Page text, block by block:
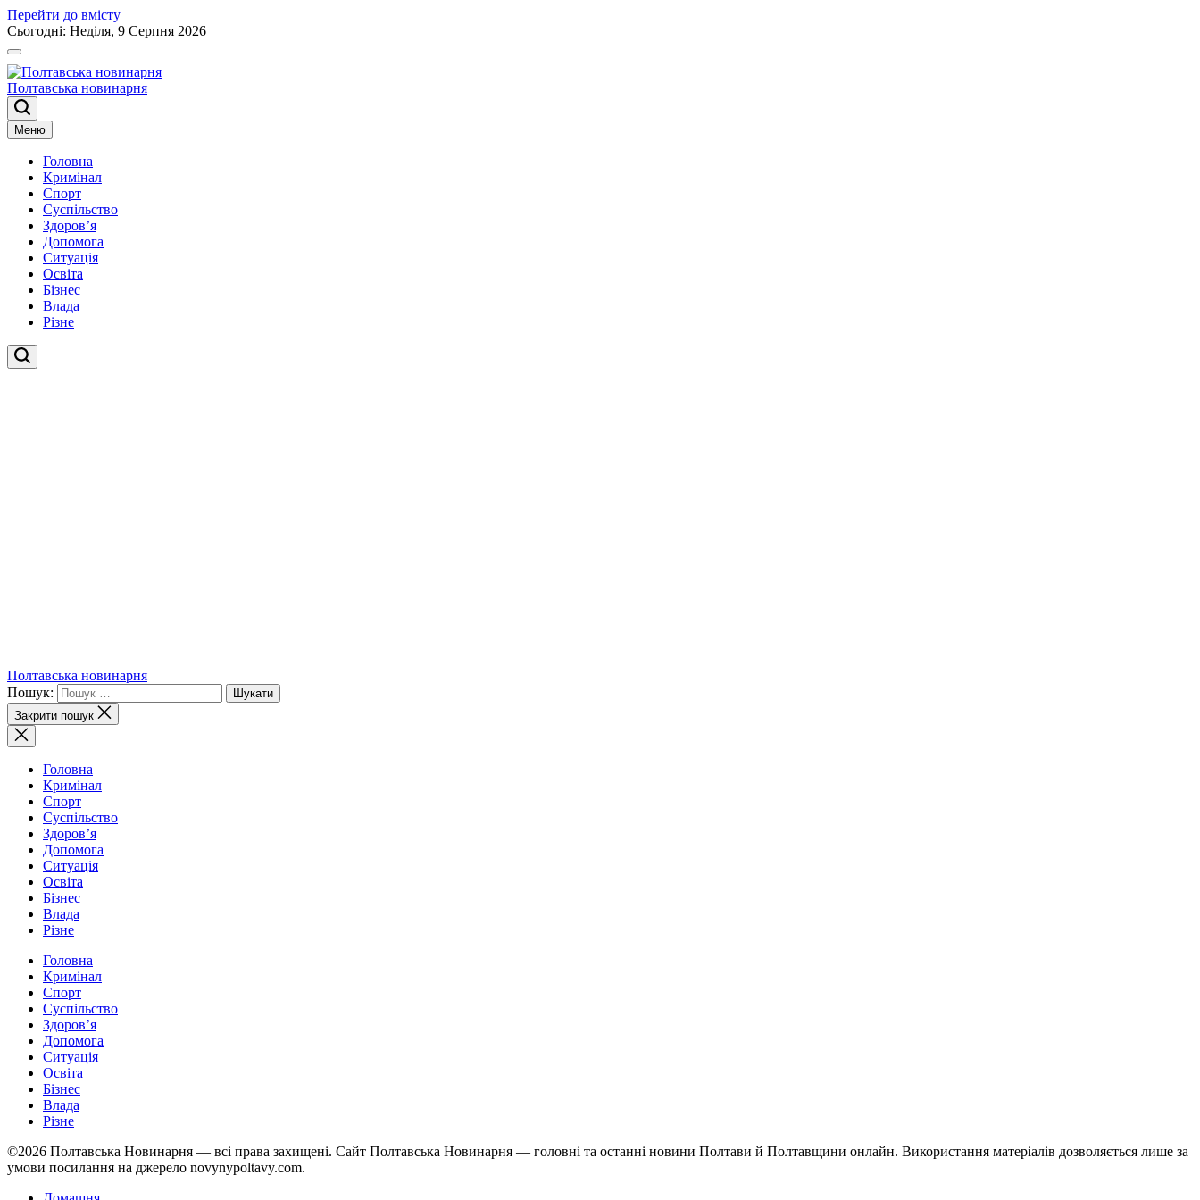
Перейти до вмісту
Сьогодні: Неділя, 9 Серпня 2026
Полтавська новинарня
Меню
Головна
Кримінал
Спорт
Суспільство
Здоров’я
Допомога
Ситуація
Освіта
Бізнес
Влада
Різне
Полтавська новинарня
Пошук:
Закрити пошук
Головна
Кримінал
Спорт
Суспільство
Здоров’я
Допомога
Ситуація
Освіта
Бізнес
Влада
Різне
Головна
Кримінал
Спорт
Суспільство
Здоров’я
Допомога
Ситуація
Освіта
Бізнес
Влада
Різне
©2026 Полтавська Новинарня — всі права захищені. Сайт Полтавська Новинарня — головні та останні новини Полтави й Полтавщини онлайн. Використання матеріалів дозволяється лише за
умови посилання на джерело novynypoltavy.com.